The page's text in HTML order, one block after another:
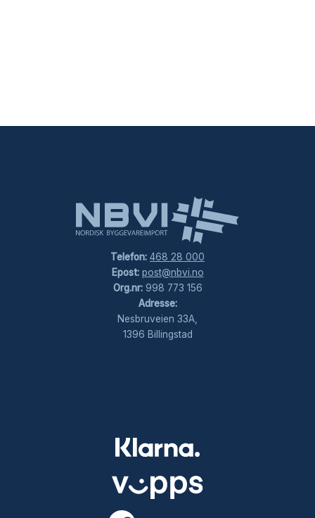
Telefon: 468 28 000
Epost: post@nbvi.no
Org.nr:998 773 156
Adresse:
Nesbruveien 33A,
1396 Billingstad